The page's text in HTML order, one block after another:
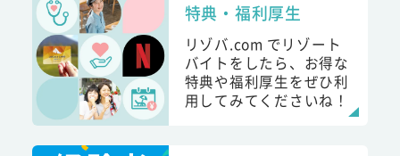
特典・福利厚生
リゾバ.com でリゾート
バイトをしたら、お得な
特典や福利厚生をぜひ利
用してみてくださいね！